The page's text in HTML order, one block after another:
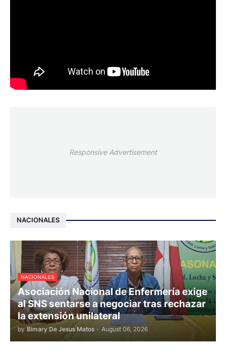
Responsive Advertisement
NACIONALES
NACIONALES
Asociación Nacional de Enfermería exige
al SNS sentarse a negociar tras rechazar
la extensión unilateral
by Bimary De Jesus Matos - August 06, 2026